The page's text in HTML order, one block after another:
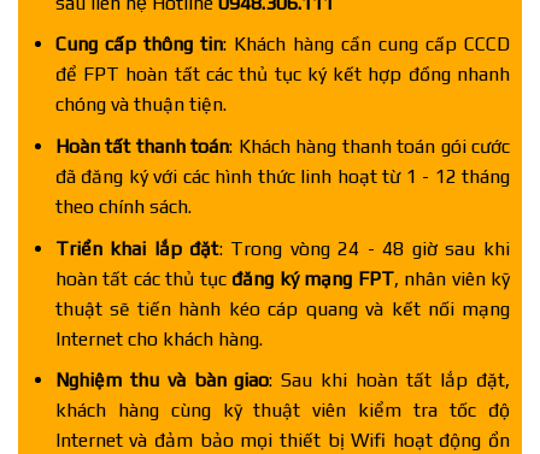
Cung cấp thông tin: Khách hàng cần cung cấp CCCD
để FPT hoàn tất các thủ tục ký kết hợp đồng nhanh
chóng và thuận tiện.
Hoàn tất thanh toán: Khách hàng thanh toán gói cước
đã đăng ký với các hình thức linh hoạt từ 1 - 12 tháng
theo chính sách.
Triển khai lắp đặt: Trong vòng 24 - 48 giờ sau khi
hoàn tất các thủ tục đăng ký mạng FPT, nhân viên kỹ
thuật sẽ tiến hành kéo cáp quang và kết nối mạng
Internet cho khách hàng.
Nghiệm thu và bàn giao: Sau khi hoàn tất lắp đặt,
khách hàng cùng kỹ thuật viên kiểm tra tốc độ
Internet và đảm bảo mọi thiết bị Wifi hoạt động ổn